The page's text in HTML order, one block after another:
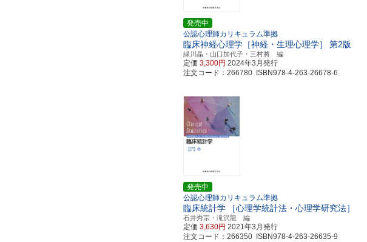
発売中
公認心理師カリキュラム準拠
臨床神経心理学［神経・生理心理学］ 第2版
緑川晶・山口加代子・三村將 編
定価 3,300円 2024年3月発行
注文コード：266780 ISBN978-4-263-26678-6
発売中
公認心理師カリキュラム準拠
臨床統計学 ［心理学統計法・心理学研究法］
石井秀宗・滝沢龍 編
定価 3,630円 2021年3月発行
注文コード：266350 ISBN978-4-263-26635-9